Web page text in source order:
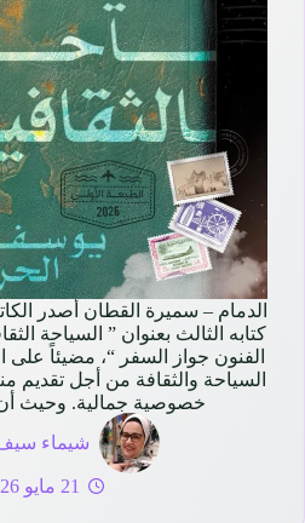
الدمام – سميرة القطان أصدر
كتابه الثالث بعنوان ” السياحة
الفنون جواز السفر “، مضيئاً على
السياحة والثقافة من أجل تقديم
خصوصية جمالية. وحيث
شيماء سيف
21 مايو 2026